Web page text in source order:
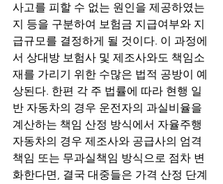
사고를 피할 수 없는 원인을 제공하였는
지 등을 구분하여 보험금 지급여부와 지
급규모를 결정하게 될 것이다. 이 과정에
서 상대방 보험사 및 제조사와도 책임소
재를 가리기 위한 수많은 법적 공방이 예
상된다. 한편 각 주 법률에 따라 현행 일
반 자동차의 경우 운전자의 과실비율을
계산하는 책임 산정 방식에서 자율주행
자동차의 경우 제조사와 공급사의 엄격
책임 또는 무과실책임 방식으로 점차 변
화한다면, 결국 대중들은 가격 산정 단계